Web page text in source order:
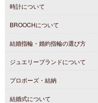
時計について
BROOCHについて
結婚指輪・婚約指輪の選び方
ジュエリーブランドについて
プロポーズ・結納
結婚式について